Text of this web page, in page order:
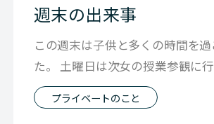
週末の出来事
この週末は子供と多くの時間を
た。 土曜日は次女の授業参観に
きてからは暑くてプールに行きた
プライベートのこと